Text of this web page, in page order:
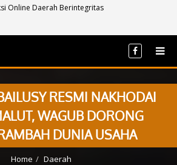
Online Daerah Berintegritas
RESMI NAKHODAI
WAGUB DORONG
DUNIA USAHA
Home Daerah